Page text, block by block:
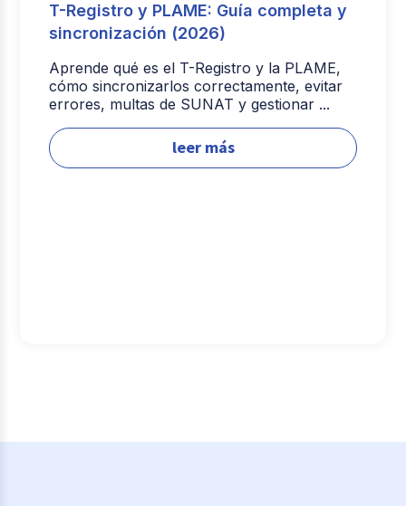
T-Registro y PLAME: Guía completa y
sincronización (2026)
Aprende qué es el T-Registro y la PLAME,
cómo sincronizarlos correctamente, evitar
errores, multas de SUNAT y gestionar ...
leer más